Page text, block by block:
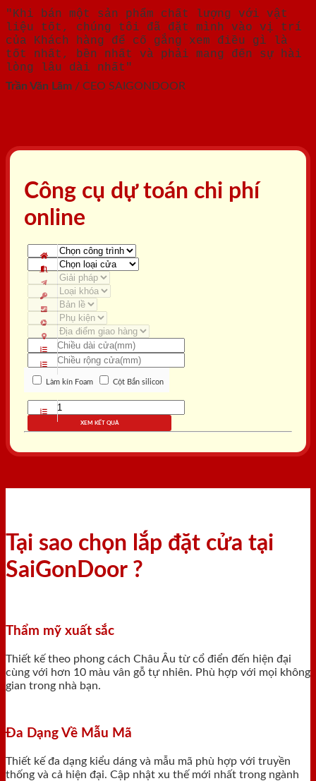
"Khi bán một sản phẩm chất lượng với vật
liệu tốt, chúng tôi đã đặt mình vào vị trí
của Khách hàng để cố gắng xem điều gì là
tốt nhất, bền nhất và phải mang đến sự hài
lòng lâu dài nhất"
Trần Văn Lãm / CEO SAIGONDOOR
Công cụ dự toán chi phí
online
Làm kín Foam Cột Bắn silicon
XEM KẾT QUẢ
Tại sao chọn lắp đặt cửa tại
SaiGonDoor ?
Thẩm mỹ xuất sắc
Thiết kế theo phong cách Châu Âu từ cổ điển đến hiện đại
cùng với hơn 10 màu vân gỗ tự nhiên. Phù hợp với mọi không
gian trong nhà bạn.
Đa Dạng Về Mẫu Mã
Thiết kế đa dạng kiểu dáng và mẫu mã phù hợp với truyền
thống và cả hiện đại. Cập nhật xu thế mới nhất trong ngành